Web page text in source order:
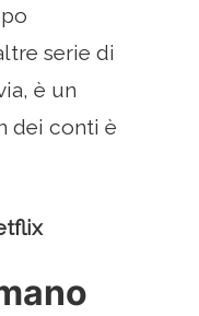
serie di
è un
dei conti è